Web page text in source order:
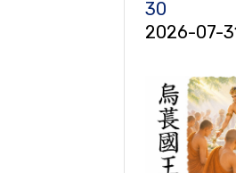
30
2026-07-